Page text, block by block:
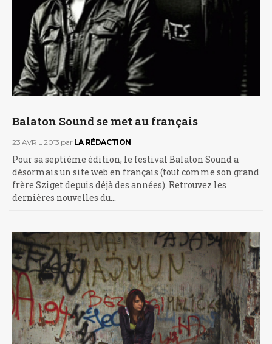
Balaton Sound se met au français
23 AVRIL 2013 par LA RÉDACTION
Pour sa septième édition, le festival Balaton Sound a
désormais un site web en français (tout comme son grand
frère Sziget depuis déjà des années). Retrouvez les
dernières nouvelles du…